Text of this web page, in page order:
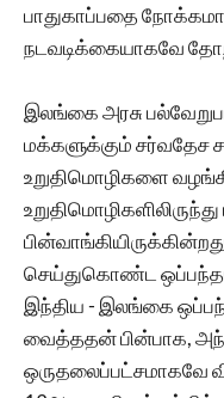
பாதுகாப்பதை
நடவடிக்கையாகவே
இலங்கை அரசு
மக்களுக்கும் சர்வதேச
உறுதிமொழிகளை
செய்துகொண்ட
இந்திய - இலங்கை
வைத்ததன் பின்பாக,
ஒருதலைப்பட்சமாகவே